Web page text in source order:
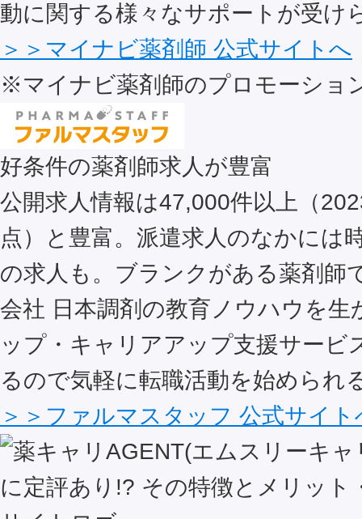
動に関する様々なサポートが受け
＞＞マイナビ薬剤師 公式サイトへ
※マイナビ薬剤師のプロモーショ
好条件の薬剤師求人が豊富
公開求人情報は47,000件以上（
点）と豊富。派遣求人のなかには
の求人も。ブランクがある薬剤師
会社 日本調剤の教育ノウハウを生
ップ・キャリアアップ支援サービ
るので気軽に転職活動を始められ
＞＞ファルマスタッフ 公式サイト